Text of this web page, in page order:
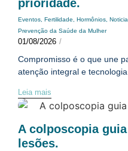
prioridade.
Eventos Fertilidade Hormônios
Prevenção da Saúde da Mulher
01/08/2026 /
Compromisso é o que une
atenção integral e
Leia mais
A colposcopia
lesões.